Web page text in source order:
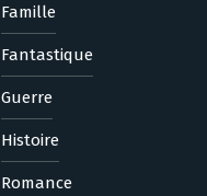
Famille
Fantastique
Guerre
Histoire
Romance